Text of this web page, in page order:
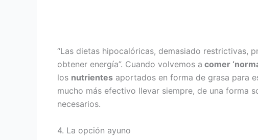
“Las dietas hipocalóricas, demasiado restrictivas,
obtener energía”. Cuando volvemos a comer
los nutrientes aportados en forma de grasa para
mucho más efectivo llevar siempre, de una forma
necesarios.
4. La opción ayuno